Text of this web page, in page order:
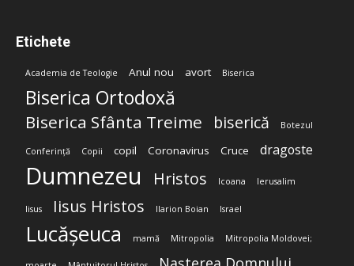
Etichete
Academia de Teologie Anul nou avort Biserica
Biserica Ortodoxă
Biserica Sfânta Treime biserică Botezul
Conferință Copii copil Coronavirus Cruce dragoste
Dumnezeu Hristos Icoana Ierusalim
Iisus Iisus Hristos Ilarion Boian Israel
Lucășeuca mamă Mitropolia Mitropolia Moldovei;